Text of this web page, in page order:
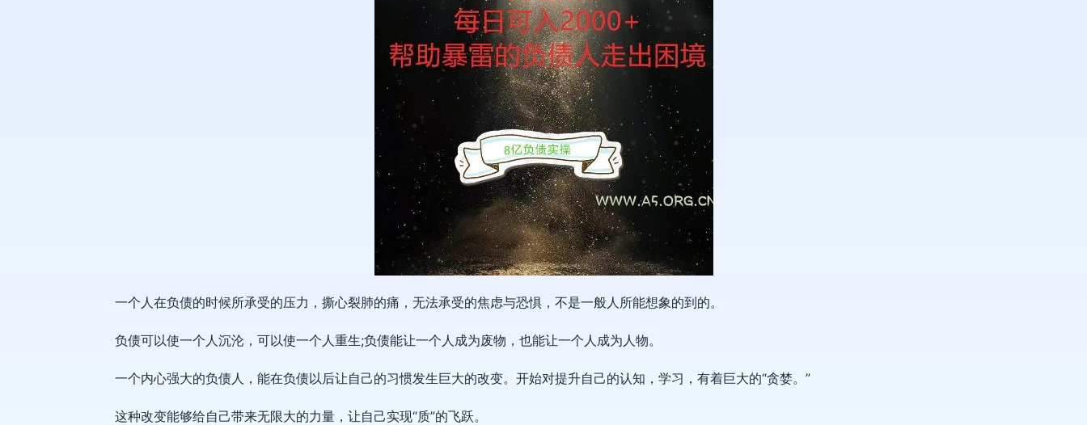
一个人在负债的时候所承受的压力，撕心裂肺的痛，无法承受的焦虑与恐惧，不是一般人所能想象的到的。
负债可以使一个人沉沦，可以使一个人重生;负债能让一个人成为废物，也能让一个人成为人物。
一个内心强大的负债人，能在负债以后让自己的习惯发生巨大的改变。开始对提升自己的认知，学习，有着巨大的“贪婪。”
这种改变能够给自己带来无限大的力量，让自己实现“质”的飞跃。